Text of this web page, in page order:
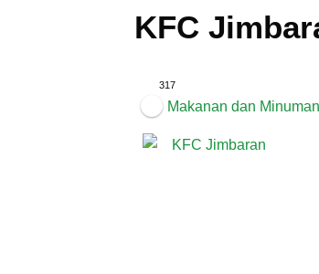
KFC
317
Makanan dan Minuman